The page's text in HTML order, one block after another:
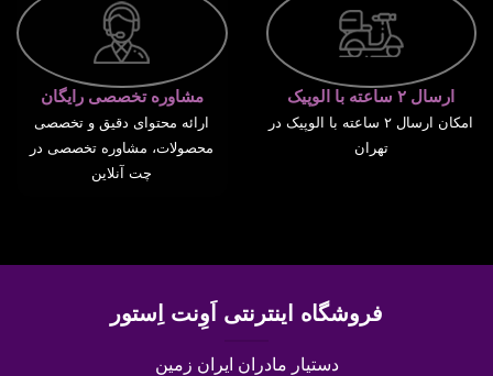
ارسال ۲ ساعته با الوپیک
امکان ارسال ۲ ساعته با الوپیک در
تهران
مشاوره تخصصی رایگان
ارائه محتوای دقیق و تخصصی
محصولات، مشاوره تخصصی در
چت آنلاین
فروشگاه اینترنتی اَوِنت اِستور
دستیار مادران ایران زمین